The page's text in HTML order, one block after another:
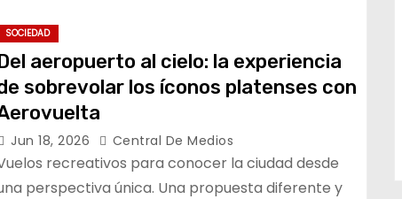
SOCIEDAD
aeropuerto al cielo: la experiencia
sobrevolar los íconos platenses con
Jun 18, 2026 Central De Medios
recreativos para conocer la ciudad desde
perspectiva única. Una propuesta diferente y